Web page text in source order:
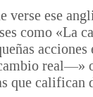
verse ese
como «La
acciones
real—»
que califican